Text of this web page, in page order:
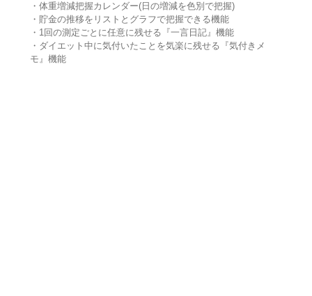
・体重増減把握カレンダー(日の増減を色別で把握)
・貯金の推移をリストとグラフで把握できる機能
・1回の測定ごとに任意に残せる『一言日記』機能
・ダイエット中に気付いたことを気楽に残せる『気付きメ
モ』機能